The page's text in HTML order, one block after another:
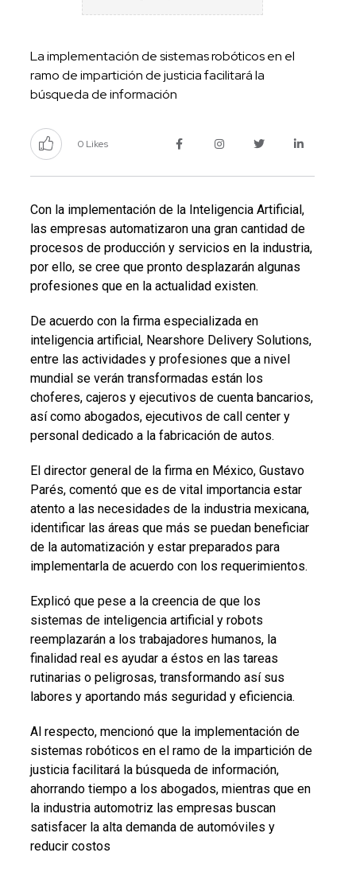
La implementación de sistemas robóticos en el
ramo de impartición de justicia facilitará la
búsqueda de información
0 Likes
Con la implementación de la Inteligencia Artificial,
las empresas automatizaron una gran cantidad de
procesos de producción y servicios en la industria,
por ello, se cree que pronto desplazarán algunas
profesiones que en la actualidad existen.
De acuerdo con la firma especializada en
inteligencia artificial, Nearshore Delivery Solutions,
entre las actividades y profesiones que a nivel
mundial se verán transformadas están los
choferes, cajeros y ejecutivos de cuenta bancarios,
así como abogados, ejecutivos de call center y
personal dedicado a la fabricación de autos.
El director general de la firma en México, Gustavo
Parés, comentó que es de vital importancia estar
atento a las necesidades de la industria mexicana,
identificar las áreas que más se puedan beneficiar
de la automatización y estar preparados para
implementarla de acuerdo con los requerimientos.
Explicó que pese a la creencia de que los
sistemas de inteligencia artificial y robots
reemplazarán a los trabajadores humanos, la
finalidad real es ayudar a éstos en las tareas
rutinarias o peligrosas, transformando así sus
labores y aportando más seguridad y eficiencia.
Al respecto, mencionó que la implementación de
sistemas robóticos en el ramo de la impartición de
justicia facilitará la búsqueda de información,
ahorrando tiempo a los abogados, mientras que en
la industria automotriz las empresas buscan
satisfacer la alta demanda de automóviles y
reducir costos